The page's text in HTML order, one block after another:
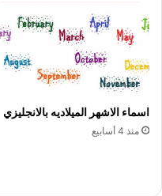
اسماء الاشهر الميلاديه بالانجليزي
منذ 4 أسابيع